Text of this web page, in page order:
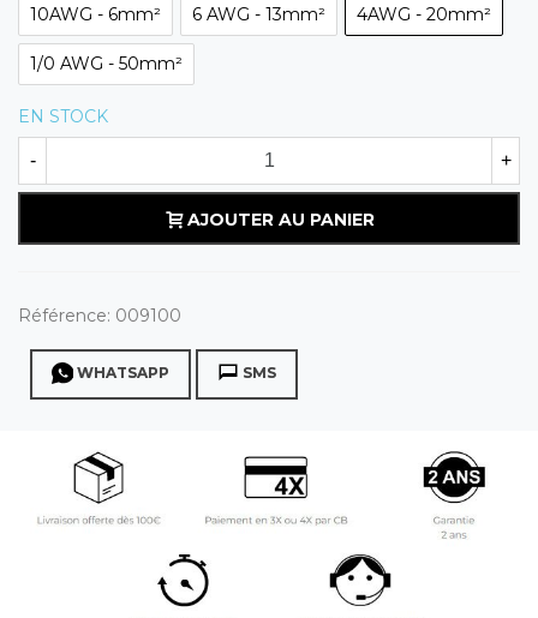
10AWG - 6mm²
6 AWG - 13mm² 4AWG - 20mm²
1/0 AWG - 50mm²
EN STOCK
- +
AJOUTER AU PANIER
Référence: 009100
WHATSAPP SMS